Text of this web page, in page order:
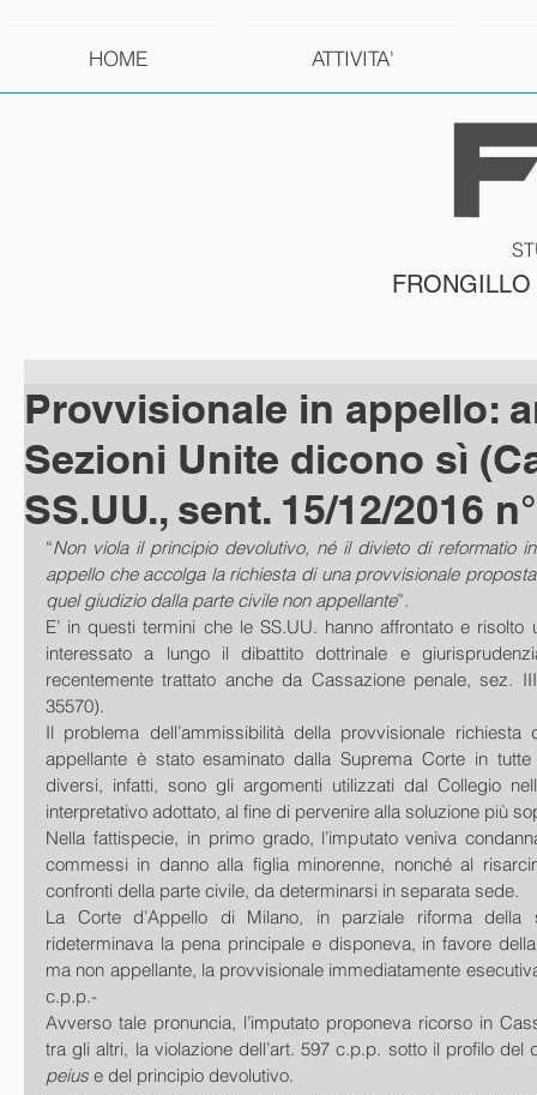
HOME ATTIVITA'
Provvisionale in appello:
Sezioni Unite dicono sì
SS.UU., sent. 15/12/2016 n°
“Non viola il principio devolutivo, né il divieto di reformatio
appello che accolga la richiesta di una provvisionale
quel giudizio dalla parte civile non appellante”.
E’ in questi termini che le SS.UU. hanno affrontato e risolto
interessato a lungo il dibattito dottrinale e
recentemente trattato anche da Cassazione penale, sez.
35570).
Il problema dell’ammissibilità della provvisionale
appellante è stato esaminato dalla Suprema Corte in
diversi, infatti, sono gli argomenti utilizzati dal Collegio
interpretativo adottato, al fine di pervenire alla soluzione più
Nella fattispecie, in primo grado, l’imputato veniva
commessi in danno alla figlia minorenne, nonché al
confronti della parte civile, da determinarsi in separata sede.
La Corte d’Appello di Milano, in parziale riforma della
rideterminava la pena principale e disponeva, in favore
ma non appellante, la provvisionale immediatamente
c.p.p.-
Avverso tale pronuncia, l’imputato proponeva ricorso in
tra gli altri, la violazione dell’art. 597 c.p.p. sotto il profilo
peius e del principio devolutivo.